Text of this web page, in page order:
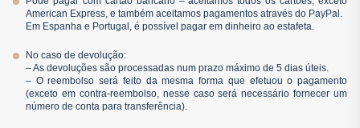
American Express, e também aceitamos pagamentos através do PayPal.
Em Espanha e Portugal, é possível pagar em dinheiro ao estafeta.
No caso de devolução:
– As devoluções são processadas num prazo máximo de 5 dias úteis.
– O reembolso será feito da mesma forma que efetuou o pagamento
(exceto em contra-reembolso, nesse caso será necessário fornecer um
número de conta para transferência).